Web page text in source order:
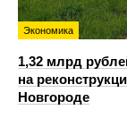
Экономика
1,32 млрд
на
Новгороде